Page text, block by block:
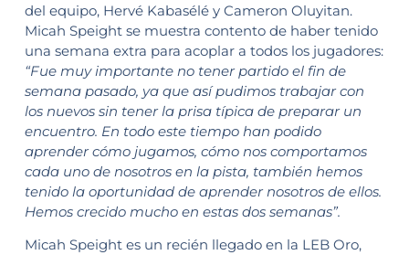
del equipo, Hervé Kabasélé y Cameron Oluyitan.
Micah Speight se muestra contento de haber tenido
una semana extra para acoplar a todos los jugadores:
“Fue muy importante no tener partido el fin de
semana pasado, ya que así pudimos trabajar con
los nuevos sin tener la prisa típica de preparar un
encuentro. En todo este tiempo han podido
aprender cómo jugamos, cómo nos comportamos
cada uno de nosotros en la pista, también hemos
tenido la oportunidad de aprender nosotros de ellos.
Hemos crecido mucho en estas dos semanas”.
Micah Speight es un recién llegado en la LEB Oro,